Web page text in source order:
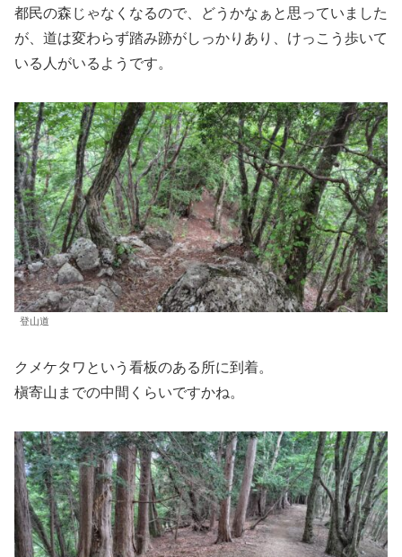
都民の森じゃなくなるので、どうかなぁと思っていました
が、道は変わらず踏み跡がしっかりあり、けっこう歩いて
いる人がいるようです。
登山道
クメケタワという看板のある所に到着。
槇寄山までの中間くらいですかね。